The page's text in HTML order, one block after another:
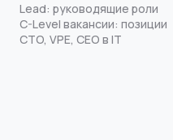
Lead: руководящие роли
C-Level вакансии: позиции
CTO, VPE, CEO в IT